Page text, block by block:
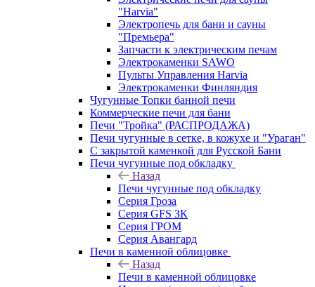
"Harvia"
Электропечь для бани и сауны
"Премьера"
Запчасти к электрическим печам
Электрокаменки SAWO
Пульты Управления Harvia
Электрокаменки Финляндия
Чугунные Топки банной печи
Коммерческие печи для бани
Печи "Тройка" (РАСПРОДАЖА)
Печи чугунные в сетке, в кожухе и "Ураган"
С закрытой каменкой для Русской Бани
Печи чугунные под обкладку
Назад
Печи чугунные под обкладку
Серия Гроза
Серия GFS ЗК
Серия ГРОМ
Серия Авангард
Печи в каменной облицовке
Назад
Печи в каменной облицовке